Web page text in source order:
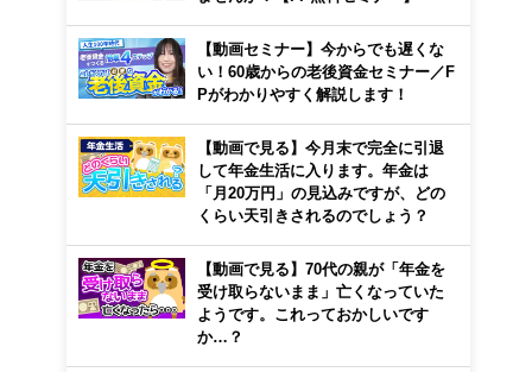
【動画セミナー】今からでも遅くな
い！60歳からの老後資金セミナー／F
Pがわかりやすく解説します！
【動画で見る】今月末で完全に引退
して年金生活に入ります。年金は
「月20万円」の見込みですが、どの
くらい天引きされるのでしょう？
【動画で見る】70代の親が「年金を
受け取らないまま」亡くなっていた
ようです。これっておかしいです
か…？